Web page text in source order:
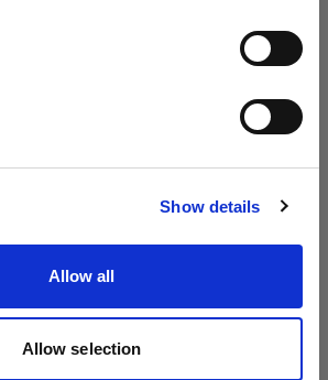
Show details
Allow all
Allow selection
Visita sito
JP
(0)
standard per monoluci
$40.00